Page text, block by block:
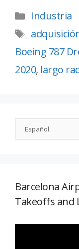
Industria
Boeing 787
2020, largo
Barcelona
Takeoffs and